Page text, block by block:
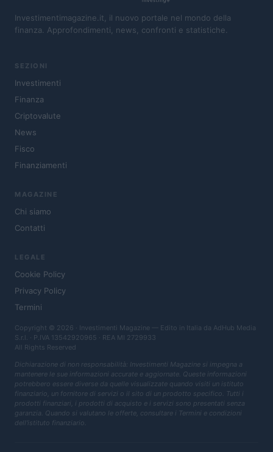
Investimentimagazine.it, il nuovo portale nel mondo della
finanza. Approfondimenti, news, confronti e statistiche.
SEZIONI
Investimenti
Finanza
Criptovalute
News
Fisco
Finanziamenti
MAGAZINE
Chi siamo
Contatti
LEGALE
Cookie Policy
Privacy Policy
Termini
Copyright © 2026 · Investimenti Magazine — Edito in Italia da AdHub Media
S.r.l. · P.IVA 13542920965 · REA MI 2729933
All Rights Reserved
Dichiarazione di non responsabilità: Investimenti Magazine si impegna a
mantenere le sue informazioni accurate e aggiornate. Queste informazioni
potrebbero essere diverse da quelle visualizzate quando visiti un istituto
finanziario, un fornitore di servizi o il sito di un prodotto specifico. Tutti i
prodotti finanziari, i prodotti di acquisto e i servizi sono presentati senza
garanzia. Quando si valutano le offerte, consultare i Termini e condizioni
dell'istituto finanziario.